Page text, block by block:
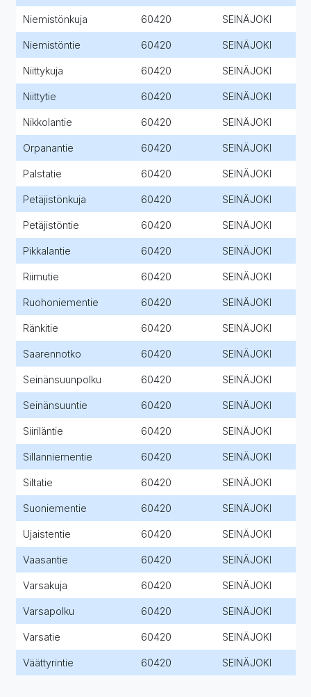
Niemistönkuja 60420 SEINÄJOKI
Niemistöntie 60420 SEINÄJOKI
Niittykuja 60420 SEINÄJOKI
Niittytie 60420 SEINÄJOKI
Nikkolantie 60420 SEINÄJOKI
Orpanantie 60420 SEINÄJOKI
Palstatie 60420 SEINÄJOKI
Petäjistönkuja 60420 SEINÄJOKI
Petäjistöntie 60420 SEINÄJOKI
Pikkalantie 60420 SEINÄJOKI
Riimutie 60420 SEINÄJOKI
Ruohoniementie 60420 SEINÄJOKI
Ränkitie 60420 SEINÄJOKI
Saarennotko 60420 SEINÄJOKI
Seinänsuunpolku 60420 SEINÄJOKI
Seinänsuuntie 60420 SEINÄJOKI
Siiriläntie 60420 SEINÄJOKI
Sillanniementie 60420 SEINÄJOKI
Siltatie 60420 SEINÄJOKI
Suoniementie 60420 SEINÄJOKI
Ujaistentie 60420 SEINÄJOKI
Vaasantie 60420 SEINÄJOKI
Varsakuja 60420 SEINÄJOKI
Varsapolku 60420 SEINÄJOKI
Varsatie 60420 SEINÄJOKI
Väättyrintie 60420 SEINÄJOKI